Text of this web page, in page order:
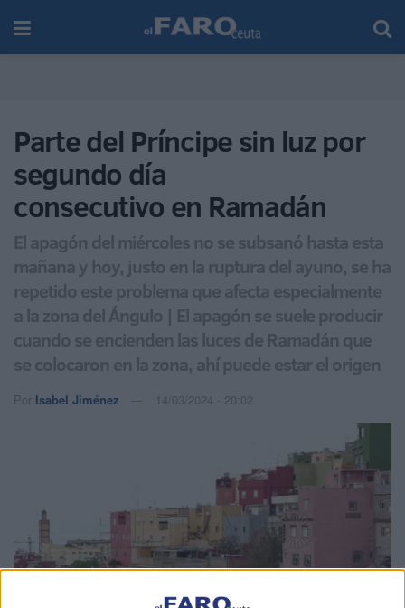
Parte del Príncipe sin luz por
segundo día
consecutivo en Ramadán
El apagón del miércoles no se subsanó hasta esta
mañana y hoy, justo en la ruptura del ayuno, se ha
repetido este problema que afecta especialmente
a la zona del Ángulo | El apagón se suele producir
cuando se encienden las luces de Ramadán que
se colocaron en la zona, ahí puede estar el origen
Por Isabel Jiménez 14/03/2024 - 20:02